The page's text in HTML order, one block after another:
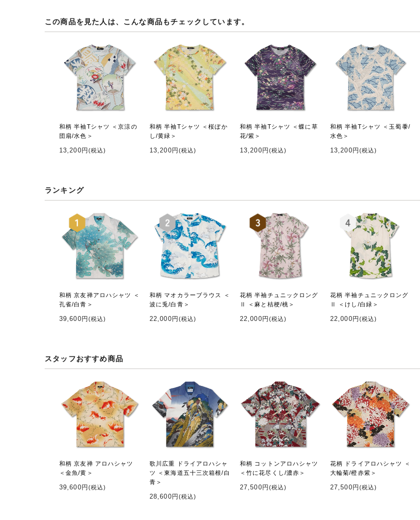
この商品を見た人は、こんな商品もチェックしています。
和柄 半袖Tシャツ ＜京涼の
団扇/水色＞
13,200円 (税込)
和柄 半袖Tシャツ ＜桜ぼか
し/黄緑＞
13,200円 (税込)
和柄 半袖Tシャツ ＜蝶に草
花/紫＞
13,200円 (税込)
和柄 半袖Tシャツ ＜玉蜀黍/
水色＞
13,200円 (税込)
ランキング
和柄 京友禅アロハシャツ ＜
孔雀/白青＞
39,600円 (税込)
和柄 マオカラーブラウス ＜
波に兎/白青＞
22,000円 (税込)
花柄 半袖チュニックロング
Ⅱ ＜麻と桔梗/桃＞
22,000円 (税込)
花柄 半袖チュニックロング
Ⅱ ＜けし/白緑＞
22,000円 (税込)
スタッフおすすめ商品
和柄 京友禅 アロハシャツ
＜金魚/黄＞
39,600円 (税込)
歌川広重 ドライアロハシャ
ツ ＜東海道五十三次箱根/白
青＞
28,600円 (税込)
和柄 コットンアロハシャツ
＜竹に花尽くし/濃赤＞
27,500円 (税込)
花柄 ドライアロハシャツ ＜
大輪菊/橙赤紫＞
27,500円 (税込)